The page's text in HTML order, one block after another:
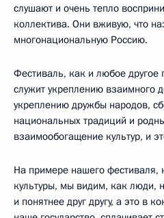
слушают и очень тепло
коллектива. Они вживую, что
многонациональную Россию.
Фестиваль, как и любое другое
служит укреплению взаимного
укреплению дружбы народов,
национальных традиций и
взаимообогащение культур, и
На примере нашего фестиваля,
культуры, мы видим, как люди,
и понятнее друг другу, а это в